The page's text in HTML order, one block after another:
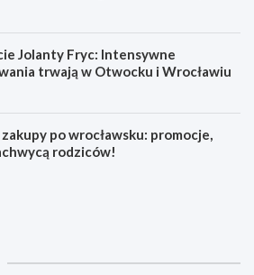
Jolanty Fryc: Intensywne
trwają w Otwocku i Wrocławiu
po wrocławsku: promocje,
rodziców!